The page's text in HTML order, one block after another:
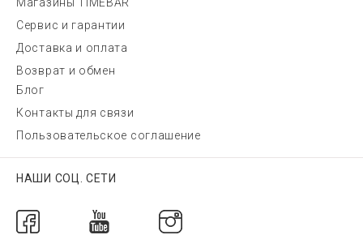
Магазины TIMEBAR
Сервис и гарантии
Доставка и оплата
Возврат и обмен
Блог
Контакты для связи
Пользовательское соглашение
НАШИ СОЦ. СЕТИ